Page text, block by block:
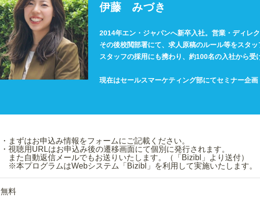
伊藤 みづき
2014年エン・ジャパンへ新卒入社。営業・ディレ
その後校閲部署にて、求人原稿のルール等をスタッ
スタッフの採用にも携わり、約100名の入社から受
現在はセールスマーケティング部にてセミナー企画
・まずはお申込み情報をフォームにご記載ください。
・視聴用URLはお申込み後の遷移画面にて個別に発行されます。
また自動返信メールでもお送りいたします。（「Bizibl」より送付）
※本プログラムはWebシステム「Bizibl」を利用して実施いたします。
無料